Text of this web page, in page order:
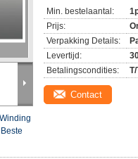
Beste
Min. bestelaantal:
Prijs:
Verpakking Details:
Levertijd:
Betalingscondities:
Contact